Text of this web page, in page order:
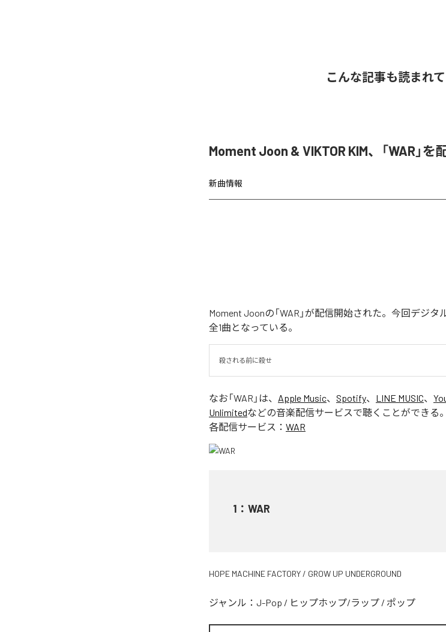
こんな記事も読まれ
Moment Joon & VIKTOR KIM、「WAR」を
新曲情報
Moment Joonの「WAR」が配信開始された。今回デジタ
全1曲となっている。
殺される前に殺せ
なお「WAR 」は、 Apple Music、 Spotify、 LINE MUSIC、
Unlimitedなどの音楽配信サービスで聴くことができる。
各配信サービス： WAR
1 ： WAR
HOPE MACHINE FACTORY / GROW UP UNDERGROUND
ジャンル： J-Pop / ヒップホップ/ラップ / ポップ